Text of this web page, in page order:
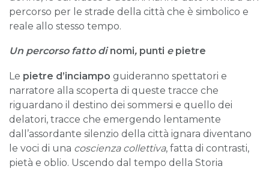
percorso per le strade della città che è simbolico e
reale allo stesso tempo.
Un percorso fatto dinomi, punti e pietre
Le pietre d’inciampo guideranno spettatori e
narratore alla scoperta di queste tracce che
riguardano il destino dei sommersi e quello dei
delatori, tracce che emergendo lentamente
dall’assordante silenzio della città ignara diventano
le voci di una coscienza collettiva, fatta di contrasti,
pietà e oblio. Uscendo dal tempo della Storia